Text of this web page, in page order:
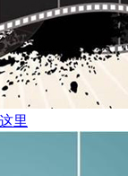
里